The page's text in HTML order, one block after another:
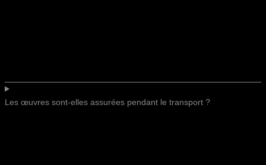
Les œuvres sont-elles assurées pendant le transport ?